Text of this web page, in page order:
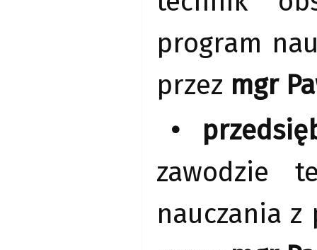
program
przez mgr
•
zawodzie
nauczania